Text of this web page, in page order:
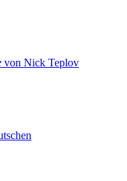
von Nick Teplov